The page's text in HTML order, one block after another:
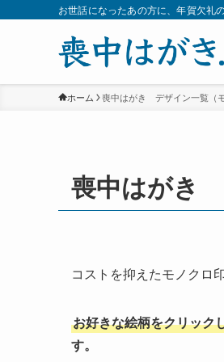
お世話になったあの方に、年賀欠礼
ホーム 喪中はがき デザイン一覧（モ
喪中はがき
コストを抑えたモノクロ
お好きな絵柄をクリック
す。